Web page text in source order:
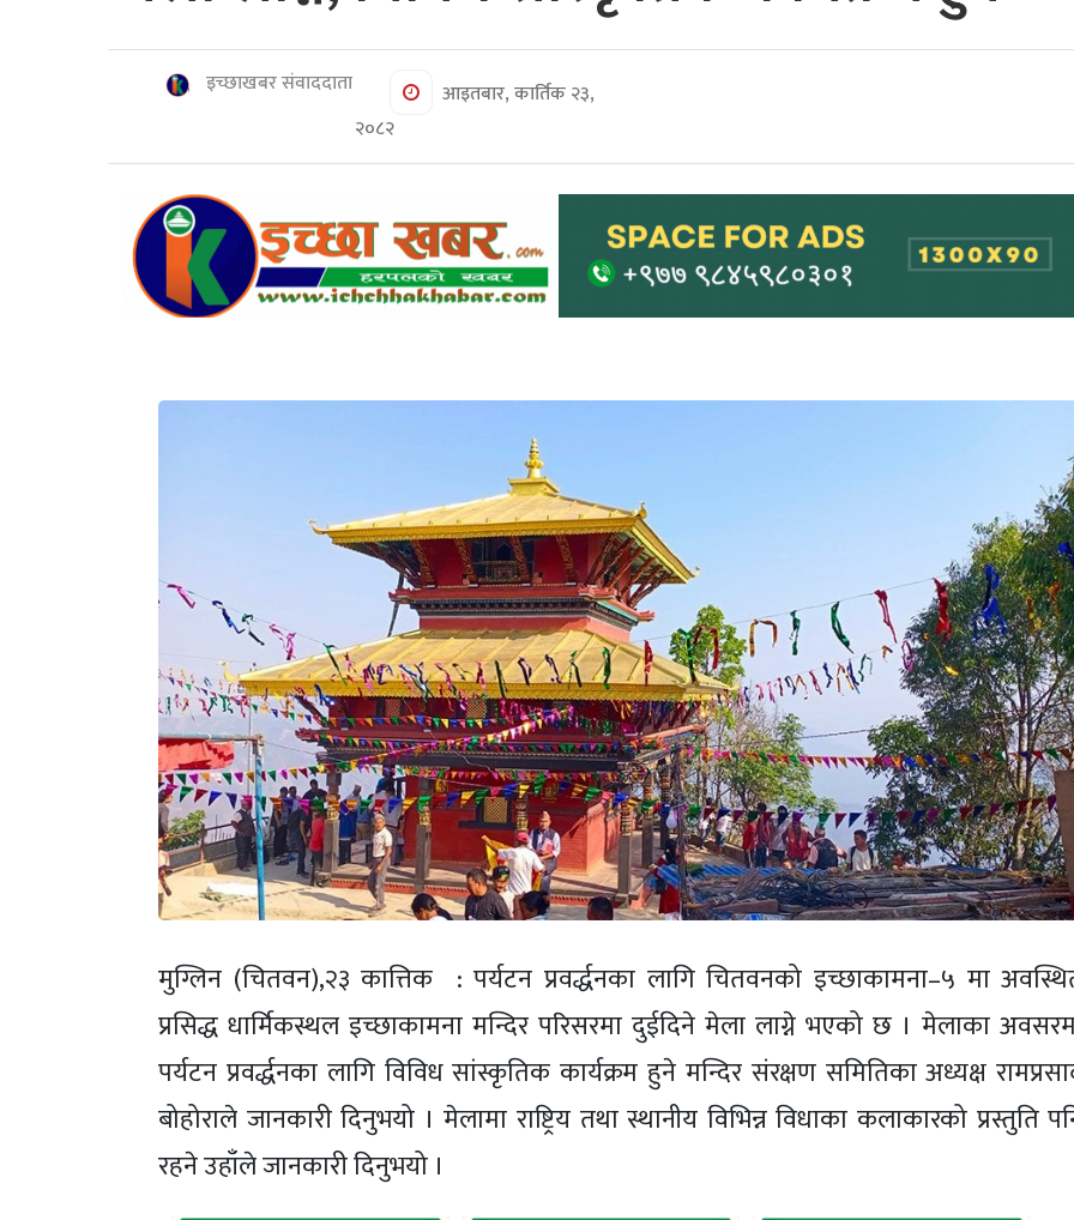
ईच्छाकामना
इच्छाखबर संवाददाता
आइतबार, कार्तिक २३,
२०८२
मुग्लिन (चितवन),२३ कात्तिक : पर्यटन प्रवर्द्धनका लागि चितवनको इच्छाकामना–५ मा
प्रसिद्ध धार्मिकस्थल इच्छाकामना मन्दिर परिसरमा दुईदिने मेला लाग्ने भएको छ । मेलाका
पर्यटन प्रवर्द्धनका लागि विविध सांस्कृतिक कार्यक्रम हुने मन्दिर संरक्षण समितिका अध्यक्ष
बोहोराले जानकारी दिनुभयो । मेलामा राष्ट्रिय तथा स्थानीय विभिन्न विधाका कलाकारको प्रस्तुति
रहने उहाँले जानकारी दिनुभयो ।